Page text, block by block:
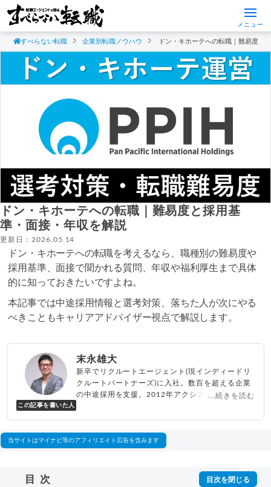
メニュー
すべらない転職 企業別転職ノウハウ ドン・キホーテへの転職｜難易度と
ドン・キホーテへの転職｜難易度と採用基
準・面接・年収を解説
更新日：2026.05.14
ドン・キホーテへの転職を考えるなら、職種別の難易度や
採用基準、面接で聞かれる質問、年収や福利厚生まで具体
的に知っておきたいですよね。
本記事では中途採用情報と選考対策、落ちた人が次にやる
べきこともキャリアアドバイザー視点で解説します。
この記事を書いた人
末永雄大
新卒でリクルートエージェント(現インディードリ
クルートパートナーズ)に入社。数百を超える企業
の中途採用を支援。2012年アクシス(株)設立、代
べらない転職エージェント
...続きを読む
当サイトはマイナビ等のアフィリエイト広告を含みます
目次